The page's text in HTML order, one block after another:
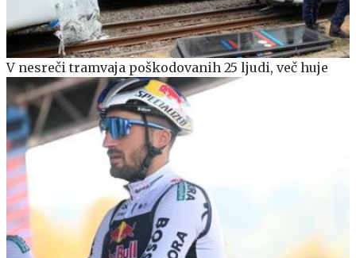
V nesreči tramvaja poškodovanih 25 ljudi, več huje